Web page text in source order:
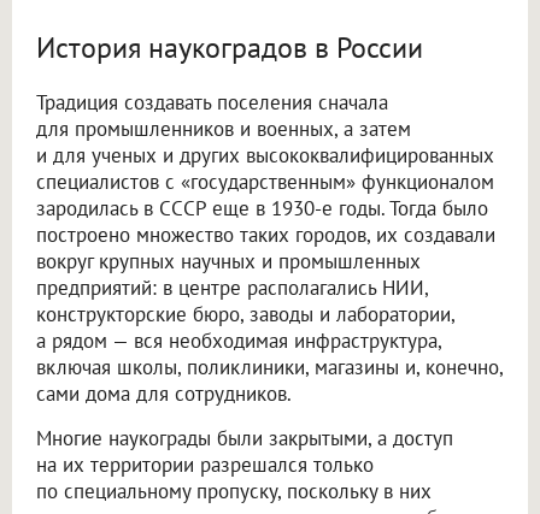
История наукоградов в России
Традиция создавать поселения сначала
для промышленников и военных, а затем
и для ученых и других высококвалифицированных
специалистов с «государственным» функционалом
зародилась в СССР еще в 1930-е годы. Тогда было
построено множество таких городов, их создавали
вокруг крупных научных и промышленных
предприятий: в центре располагались НИИ,
конструкторские бюро, заводы и лаборатории,
а рядом — вся необходимая инфраструктура,
включая школы, поликлиники, магазины и, конечно,
сами дома для сотрудников.
Многие наукограды были закрытыми, а доступ
на их территории разрешался только
по специальному пропуску, поскольку в них